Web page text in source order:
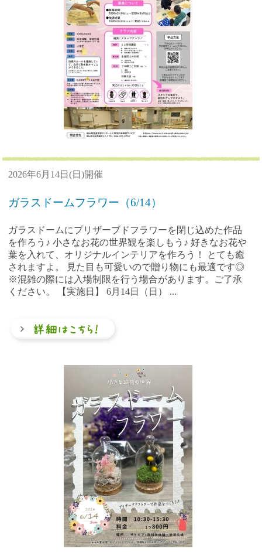
2026年6月14日(日)開催
ガラスドームフラワー（6/14）
ガラスドームにプリザーブドフラワーを閉じ込めた作品
を作ろう♪ 小さなお花の世界観を楽しもう♪ 好きなお花や
葉を入れて、オリジナルインテリアを作ろう！ とても癒
されますよ。 見た目も可愛いので贈り物にも最適です◎
※混雑の際には入場制限を行う場合があります。ご了承
ください。 【実施日】 6月14日（日） ...